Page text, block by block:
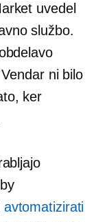
uvedel
službo.
ni bilo
ker
avtomatizirati